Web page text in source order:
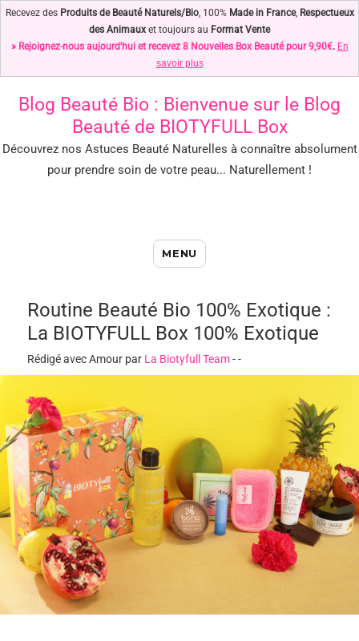
Recevez des Produits de Beauté Naturels/Bio, 100% Made in France, Respectueux
des Animauxet toujours au Format Vente
» Rejoignez-nous aujourd'hui et recevez 8 Nouvelles Box Beauté pour 9,90€. En
savoir plus
Blog Beauté Bio : Bienvenue sur le Blog
Beauté de BIOTYFULL Box
Découvrez nos Astuces Beauté Naturelles à connaître absolument
pour prendre soin de votre peau... Naturellement !
Blog Beauté Bio : Notre Top des
Astuces Beauté Naturelles !
MENU
Routine Beauté Bio 100% Exotique :
La BIOTYFULL Box 100% Exotique
Rédigé avec Amour par La Biotyfull Team--